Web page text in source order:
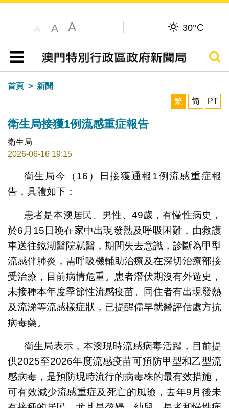
A A A 30°C
目錄
搜尋
首頁
新聞
繁
简 PT
衛生局接獲1例流感重症報告
衛生局
2026-06-16 19:15
衛生局今（16）日接獲通報1例流感重症報
告，具體如下：
患者是本澳居民、男性、49歲，有慢性病史，
於6月15日晚在家中出現發熱及呼吸困難，由救護
車送往鏡湖醫院就醫，期間失去意識，診斷為甲型
流感伴肺炎，需呼吸機輔助治療及在深切治療部接
受治療，目前病情危重。患者潛伏期沒有外遊史，
未接種本年度季節性流感疫苗。同住者有出現發熱
及流涕等流感樣症狀，已提醒儘早就醫評估處方抗
病毒藥。
衛生局表示，本澳現時流感病毒活躍，目前提
供2025至2026年度流感疫苗可預防甲型和乙型流
感病毒，是預防現時流行的病毒株的最有效措施，
可有效減少流感重症及死亡的風險，去年9月後未